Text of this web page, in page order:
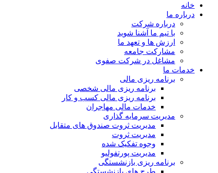
خانه
درباره ما
درباره شرکت
با تیم ما آشنا شوید
ارزش ها و تعهد ما
مشارکت جامعه
مشاغل در شرکت صفوی
خدمات ما
برنامه ریزی مالی
برنامه ریزی مالی شخصی
برنامه ریزی مالی کسب و کار
خدمات مالی مهاجران
مدیریت سرمایه گذاری
مدیریت ثروت صندوق های متقابل
مدیریت ثروت
وجوه تفکیک شده
مدیریت پورتفولیو
برنامه ریزی بازنشستگی
طرح های بازنشستگی